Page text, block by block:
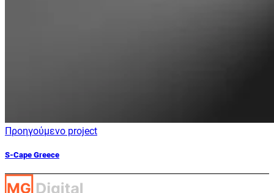
Προηγούμενο project
S-Cape Greece